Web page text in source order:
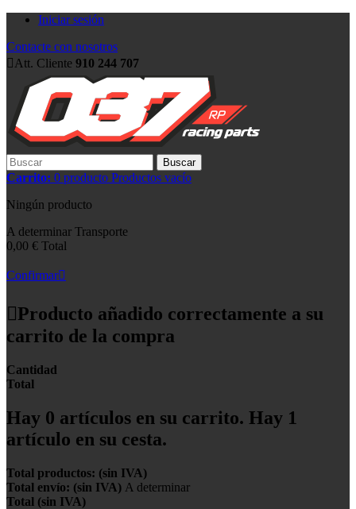
Iniciar sesión
Contacte con nosotros
Att. Cliente 910 244 707
Buscar
Carrito: 0 producto Productos vacío
Ningún producto
A determinar Transporte
0,00 € Total
Confirmar
Producto añadido correctamente a su
carrito de la compra
Cantidad
Total
Hay 0 artículos en su carrito. Hay 1
artículo en su cesta.
Total productos: (sin IVA)
Total envío: (sin IVA) A determinar
Total (sin IVA)